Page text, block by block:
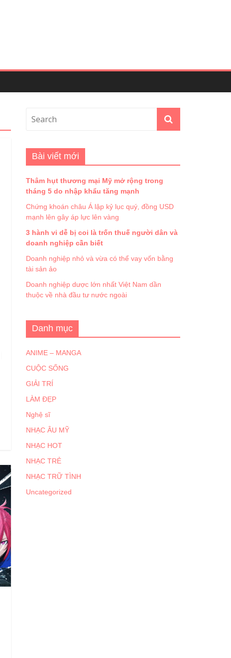
Bài viết mới
Thâm hụt thương mại Mỹ mở rộng trong
tháng 5 do nhập khẩu tăng mạnh
Chứng khoán châu Á lập kỷ lục quý, đồng USD
mạnh lên gây áp lực lên vàng
3 hành vi dễ bị coi là trốn thuế người dân và
doanh nghiệp cần biết
Doanh nghiệp nhỏ và vừa có thể vay vốn bằng
tài sản ảo
Doanh nghiệp dược lớn nhất Việt Nam dần
thuộc về nhà đầu tư nước ngoài
Danh mục
ANIME – MANGA
CUỘC SỐNG
GIẢI TRÍ
LÀM ĐẸP
Nghệ sĩ
NHẠC ÂU MỸ
NHẠC HOT
NHẠC TRẺ
NHẠC TRỮ TÌNH
Uncategorized